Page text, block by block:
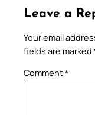
Leave a
Your email
fields are marked
Comment*